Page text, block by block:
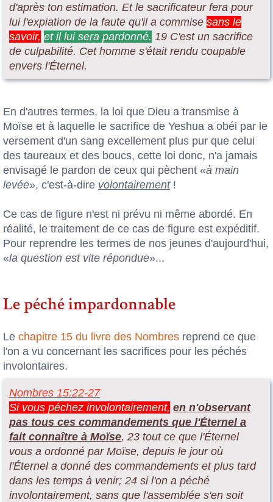
d'après ton estimation. Et le sacrificateur fera pour
lui l'expiation de la faute qu'il a commise sans le
savoir, et il lui sera pardonné. 19 C'est un sacrifice
de culpabilité. Cet homme s'était rendu coupable
envers l'Éternel.
En d'autres termes, la loi que Dieu a transmise à
Moïse et à laquelle le sacrifice de Yeshua a obéi par le
versement d'un sang excellement plus pur que celui
des taureaux et des boucs, cette loi donc, n'a jamais
envisagé le pardon de ceux qui pèchent «à main
levée», c'est-à-dire volontairement!
Ce cas de figure n'est ni prévu ni même abordé. En
réalité, le traitement de ce cas de figure est expéditif.
Pour reprendre les termes de nos jeunes d'aujourd'hui,
«la question est vite répondue»...
Le péché impardonnable
Le chapitre 15 du livre des Nombres reprend ce que
l'on a vu concernant les sacrifices pour les péchés
involontaires.
Nombres 15:22-27
Si vous péchez involontairement, en n'observant
pas tous ces commandements que l'Éternel a
fait connaître à Moïse, 23 tout ce que l'Éternel
vous a ordonné par Moïse, depuis le jour où
l'Éternel a donné des commandements et plus tard
dans les temps à venir; 24 si l'on a péché
involontairement, sans que l'assemblée s'en soit